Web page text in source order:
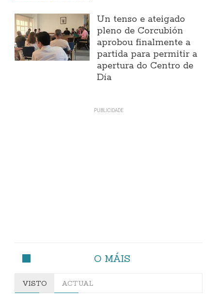
Un tenso e ateigado
pleno de Corcubión
aprobou finalmente a
partida para permitir a
apertura do Centro de
Día
O MÁIS
VISTO ACTUAL